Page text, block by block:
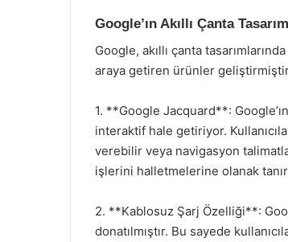
Google’ın Akıllı Çanta
Google, akıllı çanta
araya getiren ürünler geliştirmiştir.
1. **Google Jacquard**:
interaktif hale getiriyor.
verebilir veya navigasyon
işlerini halletmelerine olanak
2. **Kablosuz Şarj Özelliği**:
donatılmıştır. Bu sayede